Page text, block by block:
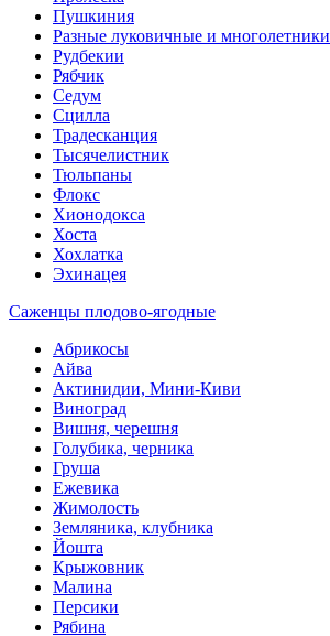
Пушкиния
Разные луковичные и многолетники
Рудбекии
Рябчик
Седум
Сцилла
Традесканция
Тысячелистник
Тюльпаны
Флокс
Хионодокса
Хоста
Хохлатка
Эхинацея
Саженцы плодово-ягодные
Абрикосы
Айва
Актинидии, Мини-Киви
Виноград
Вишня, черешня
Голубика, черника
Груша
Ежевика
Жимолость
Земляника, клубника
Йошта
Крыжовник
Малина
Персики
Рябина